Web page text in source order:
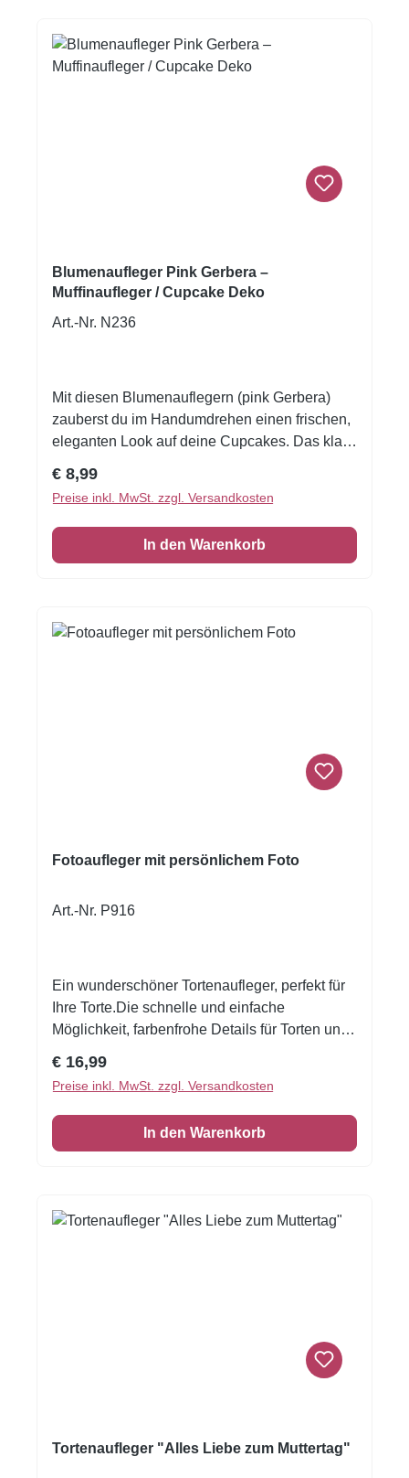
Blumenaufleger Pink Gerbera –
Muffinaufleger / Cupcake Deko
Art.-Nr. N236
Mit diesen Blumenauflegern (pink Gerbera)
zauberst du im Handumdrehen einen frischen,
eleganten Look auf deine Cupcakes. Das klare
passt perfekt zu Geburtstag, Hochzeit, Taufe,
Muttertag, Gartenparty, Sommerfest oder
einfach als stilvolle Deko für deine Kaffeetafel.
Die Aufleger sorgen sofort für einen „Wow“-
im Florallook. Zum
Regulärer Preis:
€ 8,99
Preise inkl. MwSt. zzgl. Versandkosten
In den Warenkorb
Fotoaufleger mit persönlichem Foto
Art.-Nr. P916
Ein wunderschöner Tortenaufleger, perfekt für
Ihre Torte.Die schnelle und einfache
Möglichkeit, farbenfrohe Details für Torten und
zuvor dekoriert haben!Mit Ihrem persönlichem
Foto!Sehr dekorativ. Durchmesser: 19cmBitte
das Foto mit Ihrer Bestellnummer an
info@tortendekoration.at schicken
Regulärer Preis:
€ 16,99
Preise inkl. MwSt. zzgl. Versandkosten
In den Warenkorb
Tortenaufleger "Alles Liebe zum Muttertag"